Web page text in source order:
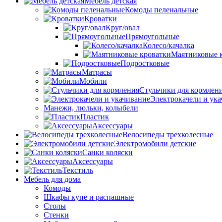
Комоды пеленальные
Кроватки
Круг/овал
Прямоугольные
Колесо/качалка
Маятниковые
Подростковые
Матрасы
Мобили
Стульчики для
Электрокачели и
Манежи, люльки, колыбели
Пластик
Аксессуары
Велосипеды трехколесные
Электромобили детские
Санки коляски
Аксессуары
Текстиль
Мебель для дома
Комоды
Шкафы купе и распашные
Столы
Стенки